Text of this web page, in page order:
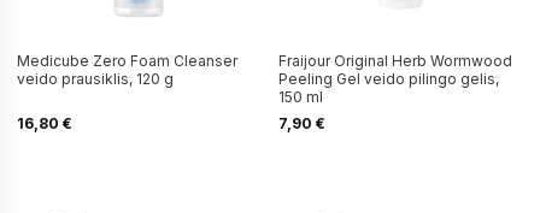
Medicube Zero Foam Cleanser
veido prausiklis, 120 g
16,80 €
Fraijour Original Herb Wormwood
Peeling Gel veido pilingo gelis,
150 ml
7,90 €